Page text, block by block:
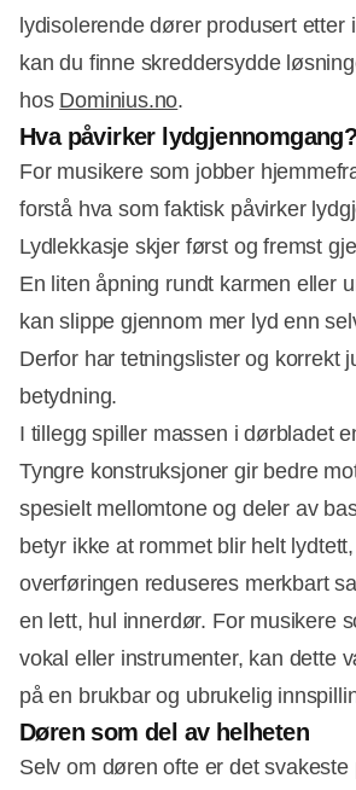
lydisolerende dører produsert etter
kan du finne skreddersydde
hos Dominius.no.
Hva påvirker lydgjennomgang?
For musikere som jobber
forstå hva som faktisk påvirker
Lydlekkasje skjer først og fremst
En liten åpning rundt karmen eller
kan slippe gjennom mer lyd enn
Derfor har tetningslister og korrekt
betydning.
I tillegg spiller massen i dørbladet
Tyngre konstruksjoner gir bedre
spesielt mellomtone og deler av
betyr ikke at rommet blir helt
overføringen reduseres merkbart
en lett, hul innerdør. For musikere
vokal eller instrumenter, kan dette
på en brukbar og ubrukelig
Døren som del av helheten
Selv om døren ofte er det